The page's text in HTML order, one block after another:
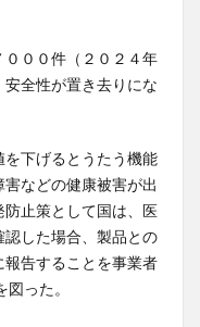
００件（２０２４年
全性が置き去りにな
下げるとうたう機能
などの健康被害が出
止策として国は、医
した場合、製品との
告することを事業者
った。